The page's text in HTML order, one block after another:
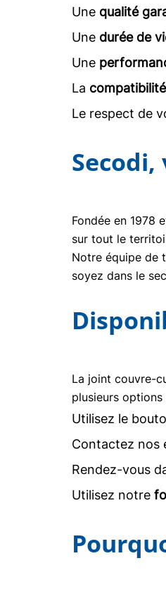
Une qualité
Une durée de
Une
La
Le respect de
Fondée en 1978
sur tout le
Notre équipe de
soyez dans le
La joint couvre-
plusieurs options
Utilisez le
Contactez nos
Rendez-vous
Utilisez notre